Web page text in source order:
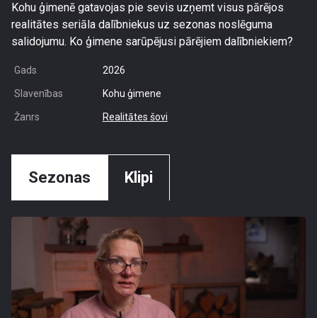
Kohu ģimenē gatavojas pie sevis uzņemt visus pārējos
realitātes seriāla dalībniekus uz sezonas noslēguma
salidojumu. Ko ģimene sarūpējusi pārējiem dalībniekiem?
Gads 2026
Slavenības Kohu ģimene
Žanrs Realitātes šovi
Sezonas Klipi